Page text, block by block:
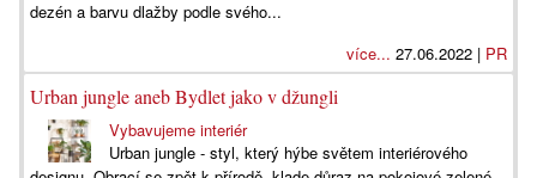
dezén a barvu dlažby podle svého...
více... 27.06.2022 | PR
Urban jungle aneb Bydlet jako v džungli
Vybavujeme interiér
Urban jungle - styl, který hýbe světem interiérového